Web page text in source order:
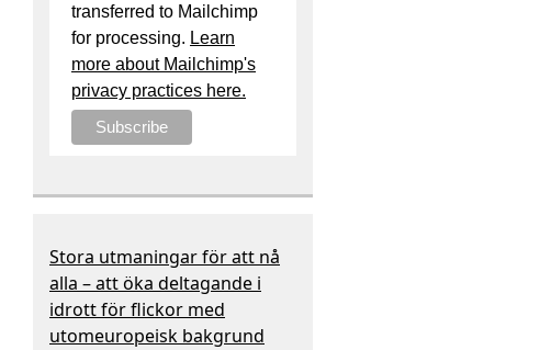
transferred to Mailchimp
for processing. Learn
more about Mailchimp's
privacy practices here.
Stora utmaningar för att nå
alla – att öka deltagande i
idrott för flickor med
utomeuropeisk bakgrund